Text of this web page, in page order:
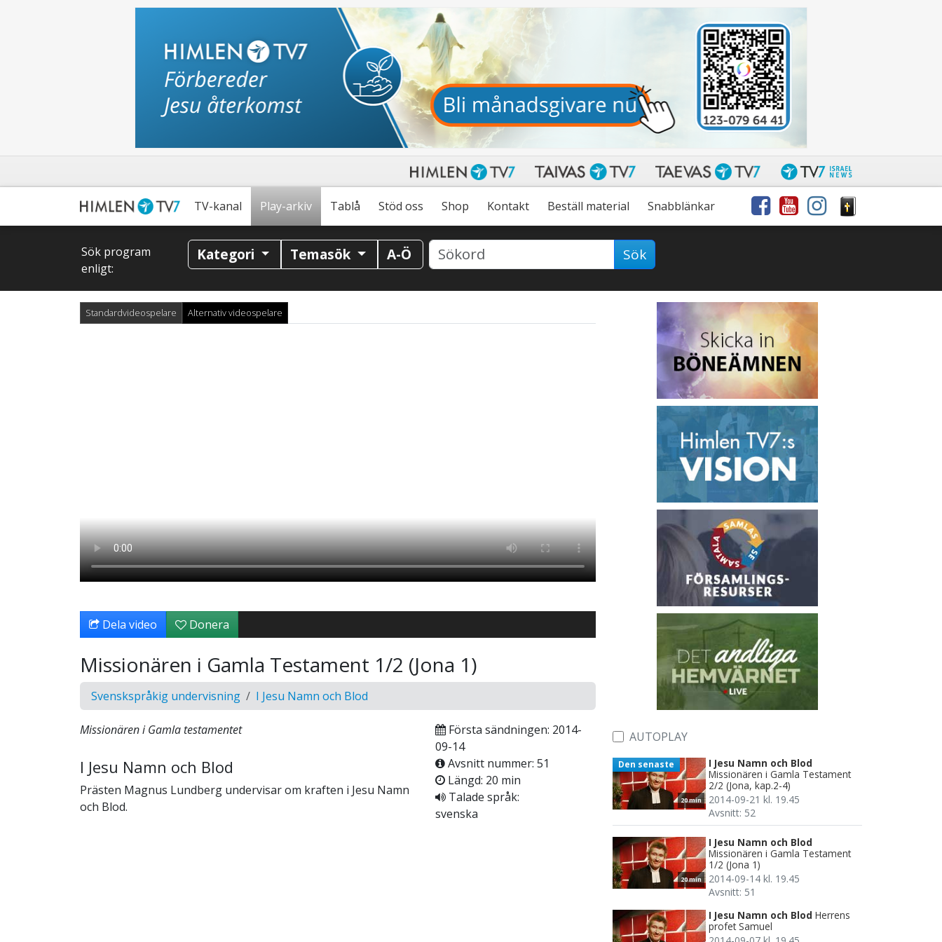
TV-kanal Play-arkiv Tablå Stöd oss Shop Kontakt Beställ material Snabblänkar
Sök program
enligt:
Kategori Temasök A-Ö Sök
Standardvideospelare Alternativ videospelare
Dela video Donera
Missionären i Gamla Testament 1/2 (Jona 1)
Svenskspråkig undervisning I Jesu Namn och Blod
Missionären i Gamla testamentet
I Jesu Namn och Blod
Prästen Magnus Lundberg undervisar om kraften i Jesu Namn
och Blod.
Första sändningen: 2014-
09-14
Avsnitt nummer: 51
Längd: 20 min
Talade språk:
svenska
AUTOPLAY
20 min
Den senaste
I Jesu Namn och Blod
Missionären i Gamla Testament
2/2 (Jona, kap.2-4)
2014-09-21 kl. 19.45
Avsnitt: 52
20 min
I Jesu Namn och Blod
Missionären i Gamla Testament
1/2 (Jona 1)
2014-09-14 kl. 19.45
Avsnitt: 51
I Jesu Namn och Blod Herrens
profet Samuel